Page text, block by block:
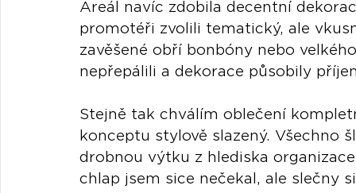
Areál navíc zdobila decentní
promotéři zvolili tematický, ale
zavěšené obří bonbóny nebo
nepřepálili a dekorace působily
Stejně tak chválím oblečení
konceptu stylově slazený. Všechno
drobnou výtku z hlediska
chlap jsem sice nečekal, ale slečny